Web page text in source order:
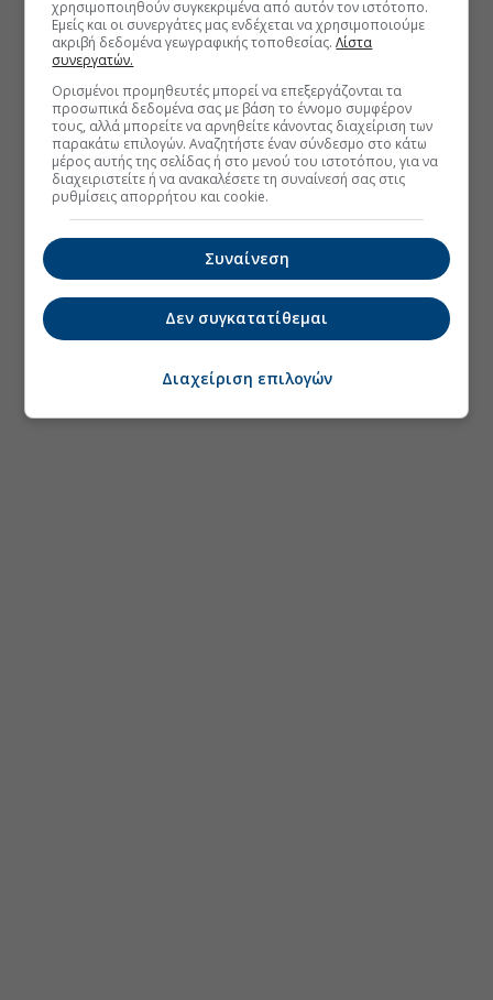
χρησιμοποιηθούν συγκεκριμένα από αυτόν τον ιστότοπο.
Εμείς και οι συνεργάτες μας ενδέχεται να χρησιμοποιούμε
ακριβή δεδομένα γεωγραφικής τοποθεσίας.Λίστα
συνεργατών.
Ορισμένοι προμηθευτές μπορεί να επεξεργάζονται τα
προσωπικά δεδομένα σας με βάση το έννομο συμφέρον
τους, αλλά μπορείτε να αρνηθείτε κάνοντας διαχείριση των
παρακάτω επιλογών. Αναζητήστε έναν σύνδεσμο στο κάτω
μέρος αυτής της σελίδας ή στο μενού του ιστοτόπου, για να
διαχειριστείτε ή να ανακαλέσετε τη συναίνεσή σας στις
ρυθμίσεις απορρήτου και cookie.
Συναίνεση
Δεν συγκατατίθεμαι
Διαχείριση επιλογών